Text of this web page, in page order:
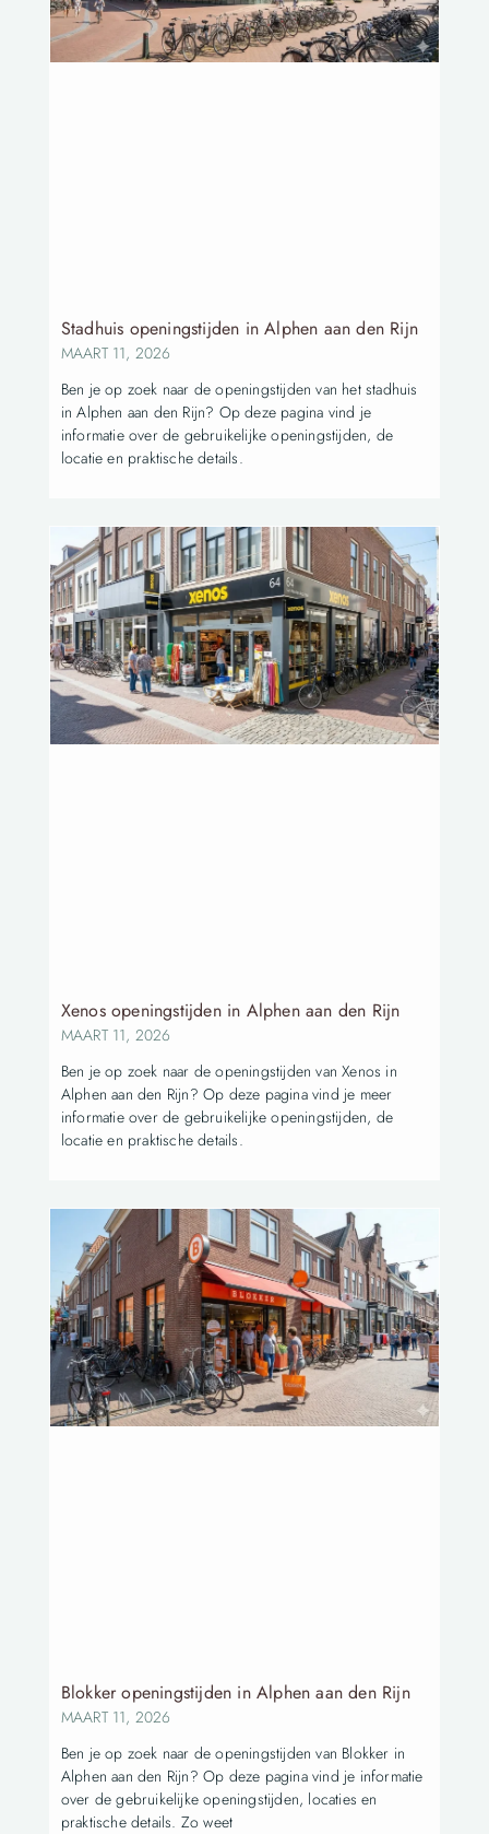
Stadhuis openingstijden in Alphen aan den Rijn
MAART 11, 2026
Ben je op zoek naar de openingstijden van het stadhuis
in Alphen aan den Rijn? Op deze pagina vind je
informatie over de gebruikelijke openingstijden, de
locatie en praktische details.
Xenos openingstijden in Alphen aan den Rijn
MAART 11, 2026
Ben je op zoek naar de openingstijden van Xenos in
Alphen aan den Rijn? Op deze pagina vind je meer
informatie over de gebruikelijke openingstijden, de
locatie en praktische details.
Blokker openingstijden in Alphen aan den Rijn
MAART 11, 2026
Ben je op zoek naar de openingstijden van Blokker in
Alphen aan den Rijn? Op deze pagina vind je informatie
over de gebruikelijke openingstijden, locaties en
praktische details. Zo weet